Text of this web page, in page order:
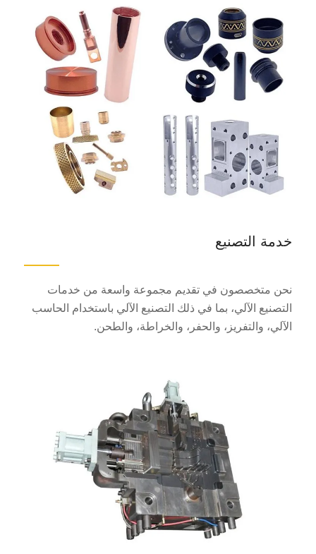
خدمة التصنيع
نحن متخصصون في تقديم مجموعة واسعة من خدمات
التصنيع الآلي، بما في ذلك التصنيع الآلي باستخدام الحاسب
الآلي، والتفريز، والحفر، والخراطة، والطحن.